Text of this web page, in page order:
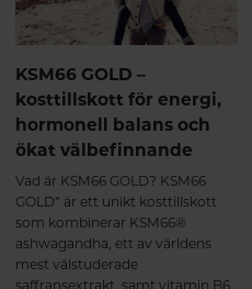
KSM66 GOLD –
kosttillskott för energi,
hormonell balans och
ökat välbefinnande
Vad är KSM66 GOLD? KSM66
GOLD* är ett unikt kosttillskott
som kombinerar KSM66®
ashwagandha, ett av världens
mest välstuderade
saffransextrakt, samt vitamin B6